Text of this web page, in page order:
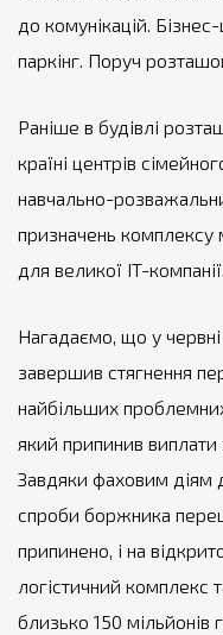
до комунікацій.
паркінг. Поруч
Раніше в будівлі
країні центрів
навчально-
призначень
для великої IT-компанії.
Нагадаємо, що у
завершив стягнення
найбільших
який припинив
Завдяки фаховим діям
спроби боржника
припинено, і на
логістичний комплекс
близько 150 мільйонів